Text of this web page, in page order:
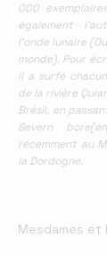
000
également
l'onde lunaire
monde). Pour
il a surfé
de la rivière
Brésil, en
Severn
récemment au
la Dordogne.
Mesdames et